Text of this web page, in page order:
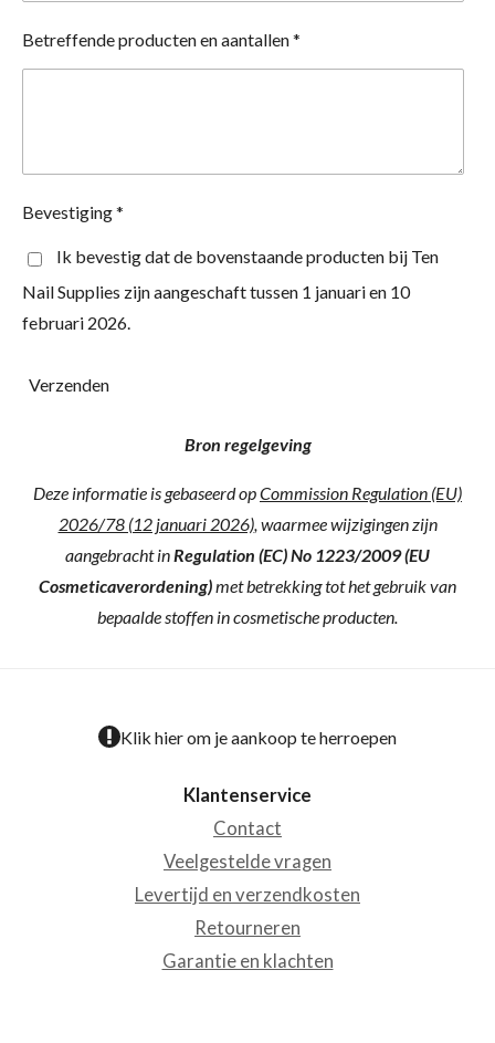
Betreffende producten en aantallen *
Bevestiging *
Ik bevestig dat de bovenstaande producten bij Ten
Nail Supplies zijn aangeschaft tussen 1 januari en 10
februari 2026.
Verzenden
Bron regelgeving
Deze informatie is gebaseerd opCommission Regulation (EU)
2026/78 (12 januari 2026), waarmee wijzigingen zijn
aangebracht inRegulation (EC) No 1223/2009 (EU
Cosmeticaverordening)met betrekking tot het gebruik van
bepaalde stoffen in cosmetische producten.
Klik hier om je aankoop te herroepen
Klantenservice
Contact
Veelgestelde vragen
Levertijd en verzendkosten
Retourneren
Garantie en klachten